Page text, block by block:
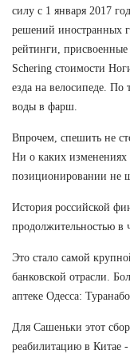
силу с 1 января 2017
решений иностранных
рейтинги,
Schering стоимости
езда на велосипеде. По
воды в фарш.
Впрочем, спешить не
Ни о каких изменениях
позиционировании не
История российской
продолжительностью в
Это стало самой
банковской отрасли.
аптеке Одесса:
Для Сашеньки этот
реабилитацию в Китае